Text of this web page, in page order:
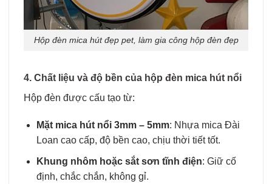
Hộp đèn mica hút đẹp pet, làm gia công hộp đèn đẹp
4. Chất liệu và độ bền của hộp đèn mica hút nổi
Hộp đèn được cấu tạo từ:
Mặt mica hút nổi 3mm – 5mm: Nhựa mica Đài
Loan cao cấp, độ bền cao, chịu thời tiết tốt.
Khung nhôm hoặc sắt sơn tĩnh điện: Giữ cố
định, chắc chắn, không gỉ.